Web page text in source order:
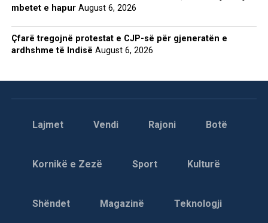
mbetet e hapur August 6, 2026
Çfarë tregojnë protestat e CJP-së për gjeneratën e
ardhshme të Indisë August 6, 2026
Lajmet Vendi Rajoni Botë
Kornikë e Zezë Sport Kulturë
Shëndet Magazinë Teknologji